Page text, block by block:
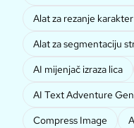
Alat za rezanje
Alat za segmentaciju
AI mijenjač izraza lica
AI Text Adventure
Compress Image